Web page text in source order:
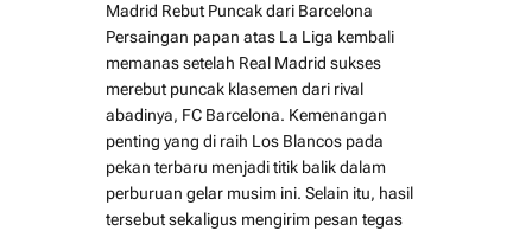
Madrid Rebut Puncak dari Barcelona
Persaingan papan atas La Liga kembali
memanas setelah Real Madrid sukses
merebut puncak klasemen dari rival
abadinya, FC Barcelona. Kemenangan
penting yang di raih Los Blancos pada
pekan terbaru menjadi titik balik dalam
perburuan gelar musim ini. Selain itu, hasil
tersebut sekaligus mengirim pesan tegas